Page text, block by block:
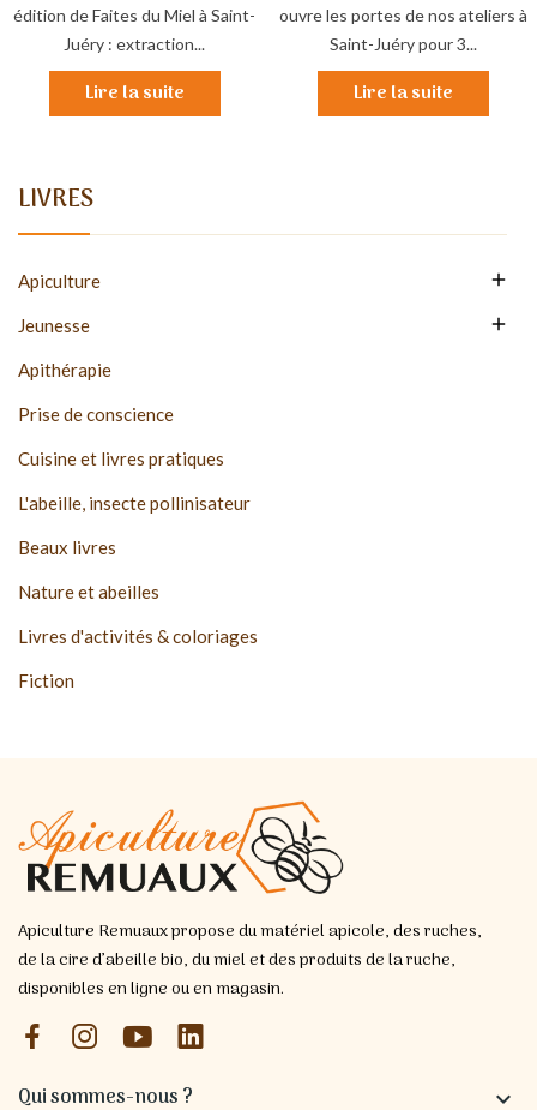
LIVRES
Apiculture 
Jeunesse 
Apithérapie
Prise de conscience
Cuisine et livres pratiques
L'abeille, insecte pollinisateur
Beaux livres
Nature et abeilles
Livres d'activités & coloriages
Fiction
édition de Faites du Miel à Saint-
Juéry : extraction...
Lire la suite
ouvre les portes de nos ateliers à
Saint-Juéry pour 3...
Lire la suite
Apiculture Remuaux propose du matériel apicole, des ruches,
de la cire d’abeille bio, du miel et des produits de la ruche,
disponibles en ligne ou en magasin.
Qui sommes-nous ? 